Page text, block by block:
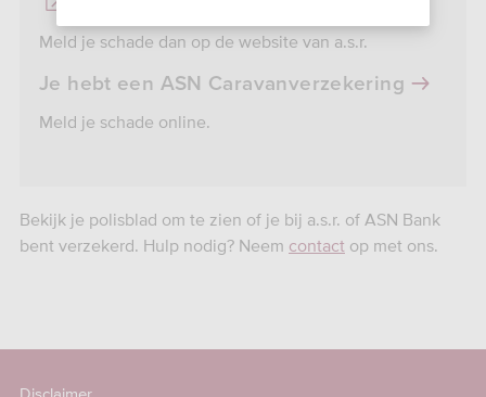
Meld je schade dan op de website van a.s.r.
Je hebt een ASN Caravanverzekering
Meld je schade online.
Bekijk je polisblad om te zien of je bij a.s.r. of ASN Bank
bent verzekerd. Hulp nodig? Neem contact op met ons.
Disclaimer